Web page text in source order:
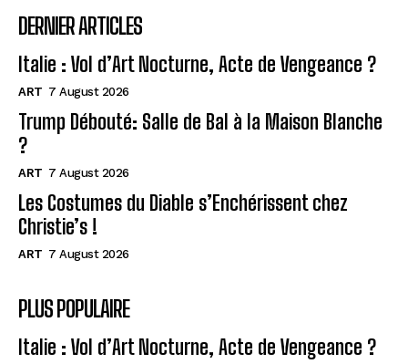
DERNIER ARTICLES
Italie : Vol d’Art Nocturne, Acte de Vengeance ?
ART 7 August 2026
Trump Débouté: Salle de Bal à la Maison Blanche
?
ART 7 August 2026
Les Costumes du Diable s’Enchérissent chez
Christie’s !
ART 7 August 2026
PLUS POPULAIRE
Italie : Vol d’Art Nocturne, Acte de Vengeance ?